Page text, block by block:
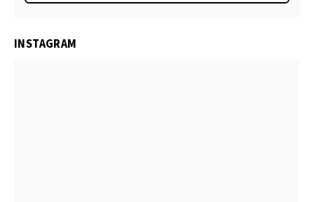
INSTAGRAM